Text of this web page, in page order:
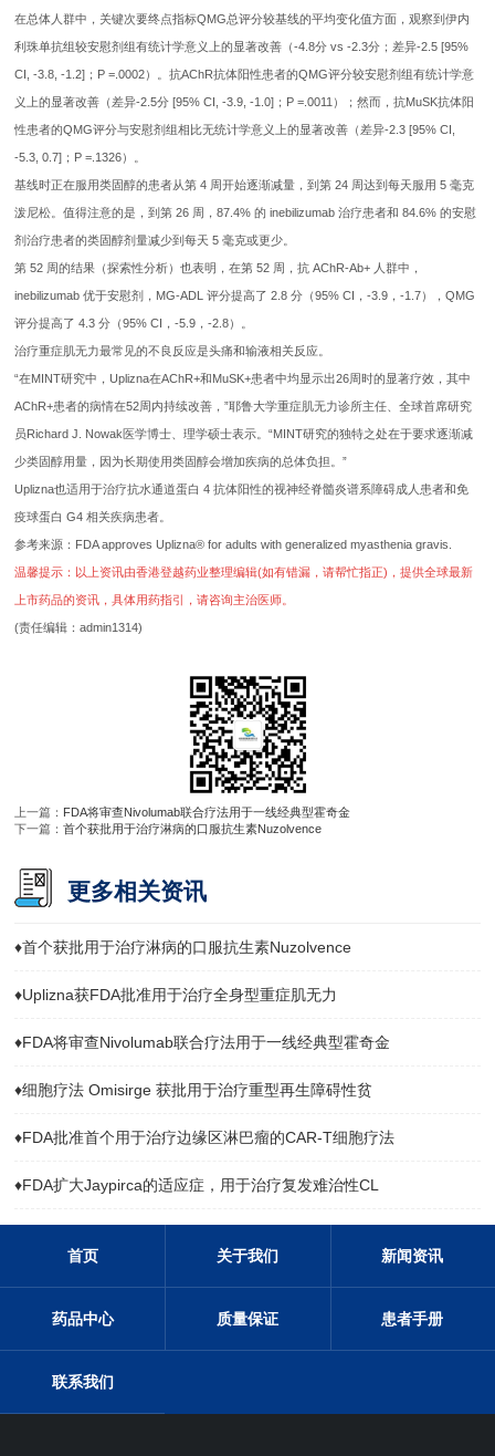
在总体人群中，关键次要终点指标QMG总评分较基线的平均变化值方面，观察到伊内
利珠单抗组较安慰剂组有统计学意义上的显著改善（-4.8分 vs -2.3分；差异-2.5 [95%
CI, -3.8, -1.2]；P =.0002）。抗AChR抗体阳性患者的QMG评分较安慰剂组有统计学意
义上的显著改善（差异-2.5分 [95% CI, -3.9, -1.0]；P =.0011）；然而，抗MuSK抗体阳
性患者的QMG评分与安慰剂组相比无统计学意义上的显著改善（差异-2.3 [95% CI,
-5.3, 0.7]；P =.1326）。
基线时正在服用类固醇的患者从第 4 周开始逐渐减量，到第 24 周达到每天服用 5 毫克
泼尼松。值得注意的是，到第 26 周，87.4% 的 inebilizumab 治疗患者和 84.6% 的安慰
剂治疗患者的类固醇剂量减少到每天 5 毫克或更少。
第 52 周的结果（探索性分析）也表明，在第 52 周，抗 AChR-Ab+ 人群中，
inebilizumab 优于安慰剂，MG-ADL 评分提高了 2.8 分（95% CI，-3.9，-1.7），QMG
评分提高了 4.3 分（95% CI，-5.9，-2.8）。
治疗重症肌无力最常见的不良反应是头痛和输液相关反应。
“在MINT研究中，Uplizna在AChR+和MuSK+患者中均显示出26周时的显著疗效，其中
AChR+患者的病情在52周内持续改善，”耶鲁大学重症肌无力诊所主任、全球首席研究
员Richard J. Nowak医学博士、理学硕士表示。“MINT研究的独特之处在于要求逐渐减
少类固醇用量，因为长期使用类固醇会增加疾病的总体负担。”
Uplizna也适用于治疗抗水通道蛋白 4 抗体阳性的视神经脊髓炎谱系障碍成人患者和免
疫球蛋白 G4 相关疾病患者。
参考来源：FDA approves Uplizna® for adults with generalized myasthenia gravis.
温馨提示：以上资讯由香港登越药业整理编辑(如有错漏，请帮忙指正)，提供全球最新
上市药品的资讯，具体用药指引，请咨询主治医师。
(责任编辑：admin1314)
上一篇： FDA将审查Nivolumab联合疗法用于一线经典型霍奇金
下一篇：首个获批用于治疗淋病的口服抗生素Nuzolvence
更多相关资讯
♦首个获批用于治疗淋病的口服抗生素Nuzolvence
♦Uplizna获FDA批准用于治疗全身型重症肌无力
♦FDA将审查Nivolumab联合疗法用于一线经典型霍奇金
♦细胞疗法 Omisirge 获批用于治疗重型再生障碍性贫
♦FDA批准首个用于治疗边缘区淋巴瘤的CAR-T细胞疗法
♦FDA扩大Jaypirca的适应症，用于治疗复发难治性CL
首页 关于我们 新闻资讯
药品中心 质量保证 患者手册
联系我们